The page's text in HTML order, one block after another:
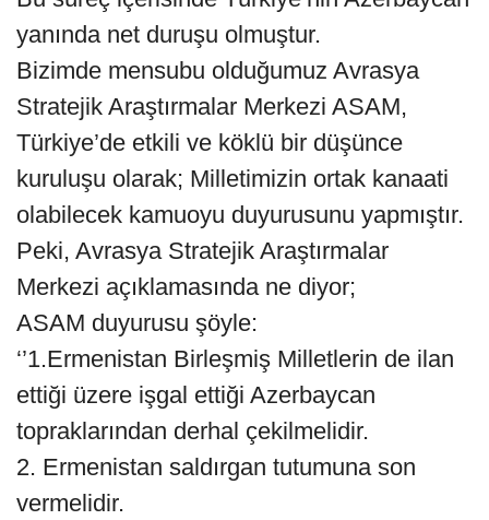
yanında net duruşu olmuştur.
Bizimde mensubu olduğumuz Avrasya
Stratejik Araştırmalar Merkezi ASAM,
Türkiye’de etkili ve köklü bir düşünce
kuruluşu olarak; Milletimizin ortak kanaati
olabilecek kamuoyu duyurusunu yapmıştır.
Peki, Avrasya Stratejik Araştırmalar
Merkezi açıklamasında ne diyor;
ASAM duyurusu şöyle:
‘’1.Ermenistan Birleşmiş Milletlerin de ilan
ettiği üzere işgal ettiği Azerbaycan
topraklarından derhal çekilmelidir.
2. Ermenistan saldırgan tutumuna son
vermelidir.